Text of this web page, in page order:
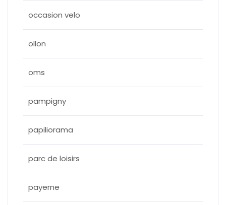
occasion velo
ollon
oms
pampigny
papiliorama
parc de loisirs
payerne